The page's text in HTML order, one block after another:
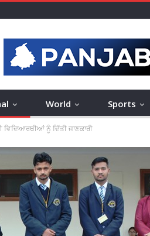
World Sports
ਨੂੰ ਦਿੱਤੀ ਜਾਣਕਾਰੀ